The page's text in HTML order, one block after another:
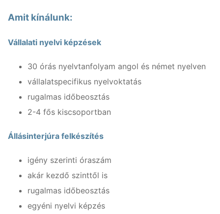
Amit kínálunk:
Vállalati nyelvi képzések
30 órás nyelvtanfolyam angol és német nyelven
vállalatspecifikus nyelvoktatás
rugalmas időbeosztás
2-4 fős kiscsoportban
Állásinterjúra felkészítés
igény szerinti óraszám
akár kezdő szinttől is
rugalmas időbeosztás
egyéni nyelvi képzés